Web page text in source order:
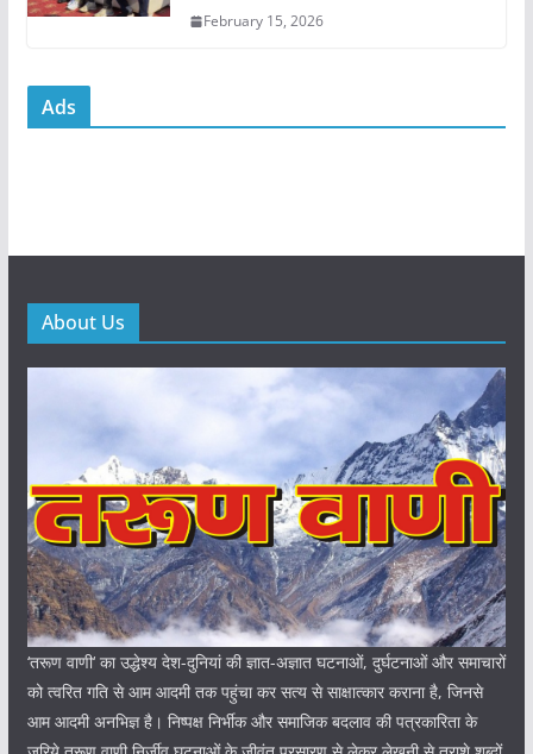
February 15, 2026
Ads
About Us
‘तरूण वाणी‘ का उद्धेश्य देश-दुनियां की ज्ञात-अज्ञात घटनाओं, दुर्घटनाओं और समाचारों
को त्वरित गति से आम आदमी तक पहुंचा कर सत्य से साक्षात्कार कराना है, जिनसे
आम आदमी अनभिज्ञ है। निष्पक्ष निर्भीक और समाजिक बदलाव की पत्रकारिता के